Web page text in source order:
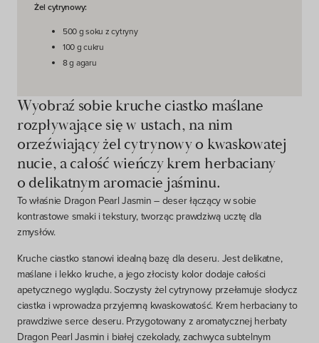
Żel cytrynowy:
500 g soku z cytryny
100 g cukru
8 g agaru
Wyobraź sobie kruche ciastko maślane
rozpływające się w ustach, na nim
orzeźwiający żel cytrynowy o kwaskowatej
nucie, a całość wieńczy krem herbaciany
o delikatnym aromacie jaśminu.
To właśnie Dragon Pearl Jasmin – deser łączący w sobie
kontrastowe smaki i tekstury, tworząc prawdziwą ucztę dla
zmysłów.
Kruche ciastko stanowi idealną bazę dla deseru. Jest delikatne,
maślane i lekko kruche, a jego złocisty kolor dodaje całości
apetycznego wyglądu. Soczysty żel cytrynowy przełamuje słodycz
ciastka i wprowadza przyjemną kwaskowatość. Krem herbaciany to
prawdziwe serce deseru. Przygotowany z aromatycznej herbaty
Dragon Pearl Jasmin i białej czekolady, zachwyca subtelnym